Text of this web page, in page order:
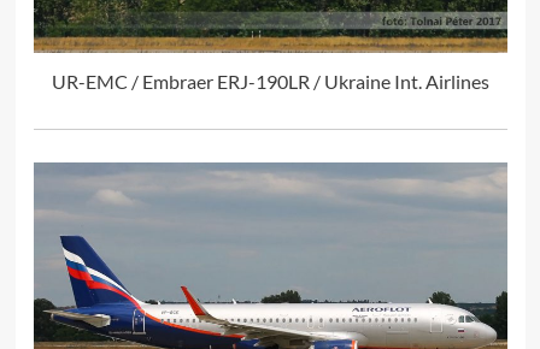
UR-EMC / Embraer ERJ-190LR / Ukraine Int. Airlines